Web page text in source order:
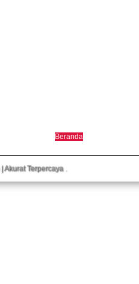
Beranda
| Akurat Terpercaya